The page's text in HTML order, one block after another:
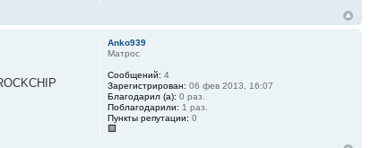
Anko939
Матрос
Сообщений: 4
Зарегистрирован: 06 фев 2013, 16:07
Благодарил (а): 0 раз.
Поблагодарили: 1 раз.
Пункты репутации: 0